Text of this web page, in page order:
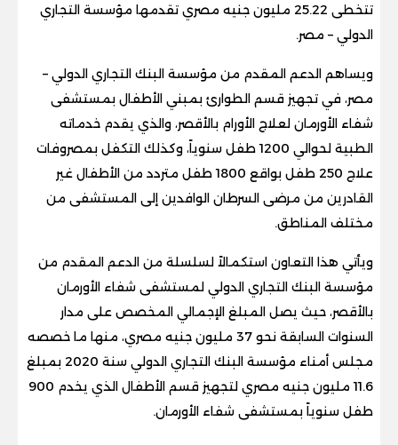
تتخطى 25.22 مليون جنيه مصري تقدمها مؤسسة التجاري
الدولي – مصر.
ويساهم الدعم المقدم من مؤسسة البنك التجاري الدولي –
مصر، في تجهيز قسم الطوارئ بمبني الأطفال بمستشفى
شفاء الأورمان لعلاج الأورام بالأقصر، والذي يقدم خدماته
الطبية لحوالي 1200 طفل سنوياً، وكذلك التكفل بمصروفات
علاج 250 طفل بواقع 1800 طفل متردد من الأطفال غير
القادرين من مرضى السرطان الوافدين إلى المستشفى من
مختلف المناطق.
ويأتي هذا التعاون استكمالاً لسلسلة من الدعم المقدم من
مؤسسة البنك التجاري الدولي لمستشفى شفاء الأورمان
بالأقصر، حيث يصل المبلغ الإجمالي المخصص على مدار
السنوات السابقة نحو 37 مليون جنيه مصري، منها ما خصصه
مجلس أمناء مؤسسة البنك التجاري الدولي سنة 2020 بمبلغ
11.6 مليون جنيه مصري لتجهيز قسم الأطفال الذي يخدم 900
طفل سنوياً بمستشفى شفاء الأورمان.